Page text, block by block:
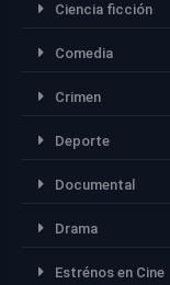
Ciencia ficción
Comedia
Crimen
Deporte
Documental
Drama
Estrénos en Cine